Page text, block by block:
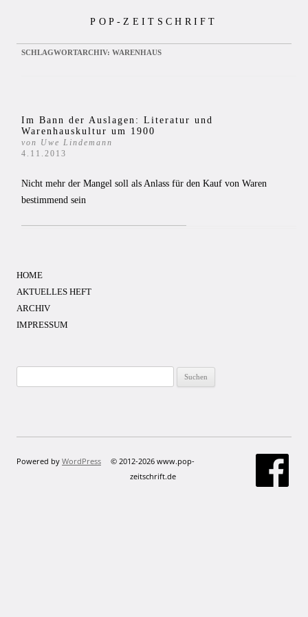
POP-ZEITSCHRIFT
SCHLAGWORTARCHIV: WARENHAUS
Im Bann der Auslagen: Literatur und
Warenhauskultur um 1900
von Uwe Lindemann
4.11.2013
Nicht mehr der Mangel soll als Anlass für den Kauf von Waren
bestimmend sein
HOME
AKTUELLES HEFT
ARCHIV
IMPRESSUM
nach:
Powered by WordPress
© 2012-2026 www.pop-
zeitschrift.de